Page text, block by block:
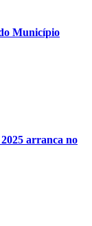
Município
arranca no